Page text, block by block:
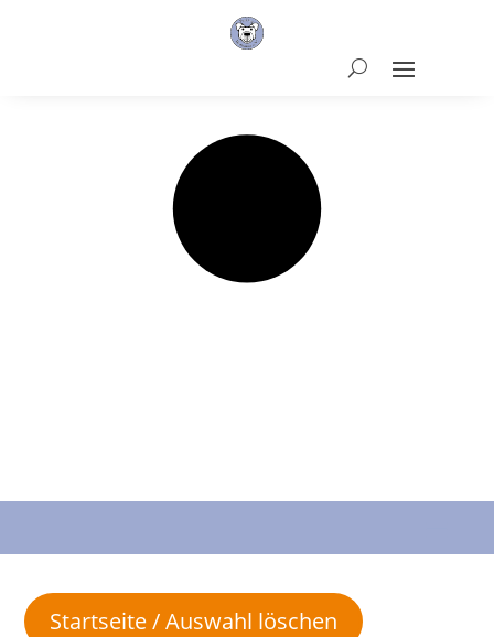
Startseite / Auswahl löschen